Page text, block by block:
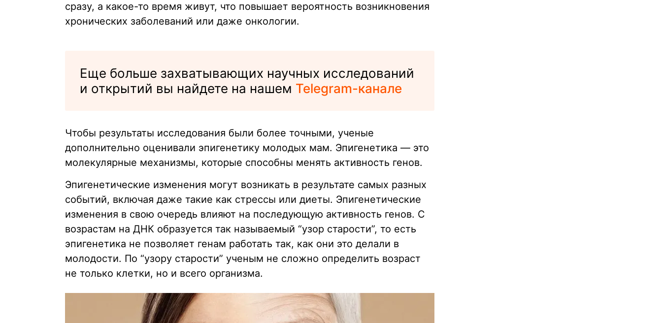
сразу, а какое-то время живут, что повышает вероятность возникновения
хронических заболеваний или даже онкологии.
Еще больше захватывающих научных исследований
и открытий вы найдете на нашем Telegram-канале
Чтобы результаты исследования были более точными, ученые
дополнительно оценивали эпигенетику молодых мам. Эпигенетика — это
молекулярные механизмы, которые способны менять активность генов.
Эпигенетические изменения могут возникать в результате самых разных
событий, включая даже такие как стрессы или диеты. Эпигенетические
изменения в свою очередь влияют на последующую активность генов. С
возрастам на ДНК образуется так называемый “узор старости”, то есть
эпигенетика не позволяет генам работать так, как они это делали в
молодости. По “узору старости” ученым не сложно определить возраст
не только клетки, но и всего организма.